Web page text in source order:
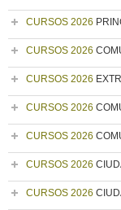
CURSOS 2026
CURSOS 2026
CURSOS 2026
CURSOS 2026
CURSOS 2026
CURSOS 2026
CURSOS 2026